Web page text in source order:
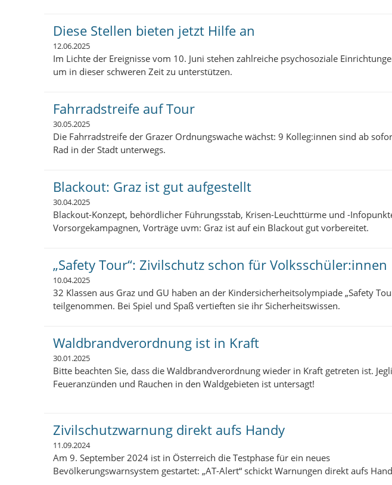
Diese Stellen bieten jetzt Hilfe an
12.06.2025
Im Lichte der Ereignisse vom 10. Juni stehen zahlreiche psychosoziale
um in dieser schweren Zeit zu unterstützen.
Fahrradstreife auf Tour
30.05.2025
Die Fahrradstreife der Grazer Ordnungswache wächst: 9 Kolleg:innen sind ab
Rad in der Stadt unterwegs.
Blackout: Graz ist gut aufgestellt
30.04.2025
Blackout-Konzept, behördlicher Führungsstab, Krisen-Leuchttürme und -
Vorsorgekampagnen, Vorträge uvm: Graz ist auf ein Blackout gut vorbereitet.
„Safety Tour“: Zivilschutz schon für Volksschüler:innen
10.04.2025
32 Klassen aus Graz und GU haben an der Kindersicherheitsolympiade „Safety
teilgenommen. Bei Spiel und Spaß vertieften sie ihr Sicherheitswissen.
Waldbrandverordnung ist in Kraft
30.01.2025
Bitte beachten Sie, dass die Waldbrandverordnung wieder in Kraft getreten ist.
Feueranzünden und Rauchen in den Waldgebieten ist untersagt!
Zivilschutzwarnung direkt aufs Handy
11.09.2024
Am 9. September 2024 ist in Österreich die Testphase für ein neues
Bevölkerungswarnsystem gestartet: „AT-Alert“ schickt Warnungen direkt aufs